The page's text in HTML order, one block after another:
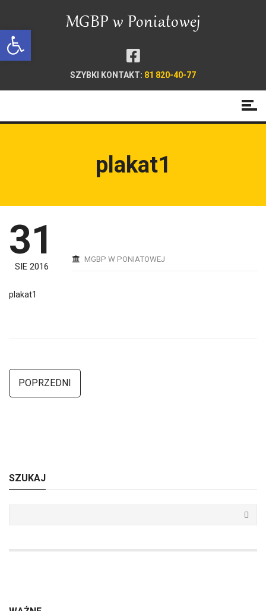
Open toolbar
SZYBKI KONTAKT: 81 820-40-77
plakat1
31
SIE 2016
MGBP W PONIATOWEJ
plakat1
POPRZEDNI
SZUKAJ